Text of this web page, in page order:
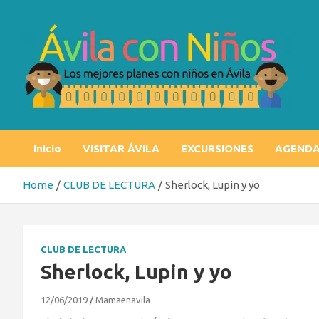
Inicio VISITAR ÁVILA EXCURSIONES AGENDA
Home CLUB DE LECTURA Sherlock, Lupin y yo
CLUB DE LECTURA
Sherlock, Lupin y yo
12/06/2019 Mamaenavila